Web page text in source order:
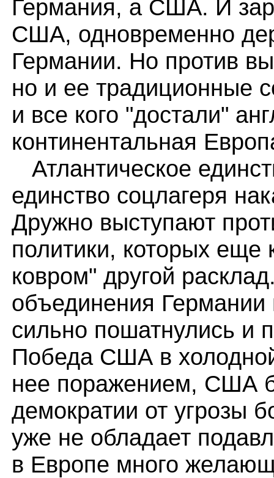
Германия, а США. И
США, одновременно
Германии. Но против
но и ее традиционные
и все кого "достали"
континентальная
Атлантическое
единство соцлагеря
Дружно выступают
политики, которых
ковром" другой
объединения
сильно пошатнулись и
Победа США в
нее поражением, США
демократии от угрозы
уже не обладает
в Европе много